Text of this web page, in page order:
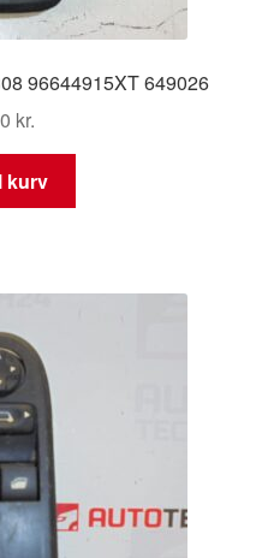
96644915XT 649026
kr.
kurv